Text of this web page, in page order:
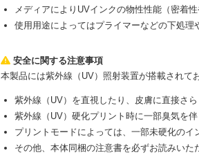
メディアによりUVインクの物性性能（密着
使用用途によってはプライマーなどの下処理
安全に関する注意事項
本製品には紫外線（UV）照射装置が搭載されて
紫外線（UV）を直視したり、皮膚に直接さ
紫外線（UV）硬化プリント時に一部臭気を
プリントモードによっては、一部未硬化のイ
その他、本体同梱の注意書を必ずお読みいた